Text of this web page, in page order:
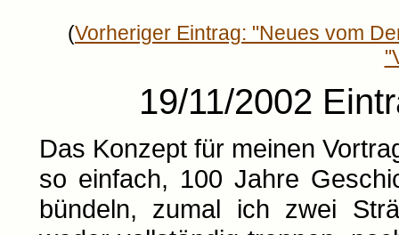
(Vorheriger Eintrag: "Neues vom
19/11/2002
Das Konzept für meinen
so einfach, 100 Jahre
bündeln, zumal ich zwei